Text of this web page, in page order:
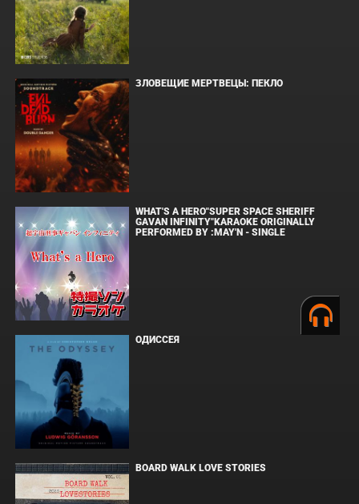
ЗЛОВЕЩИЕ МЕРТВЕЦЫ: ПЕКЛО
WHAT'S A HERO"SUPER SPACE SHERIFF
GAVAN INFINITY"KARAOKE ORIGINALLY
PERFORMED BY :MAY'N - SINGLE
ОДИССЕЯ
BOARD WALK LOVE STORIES